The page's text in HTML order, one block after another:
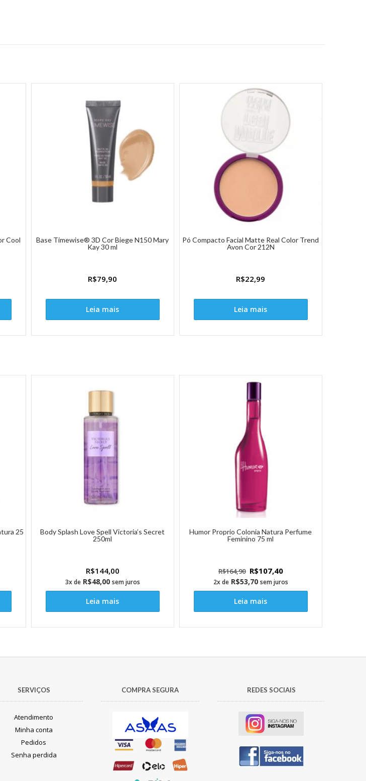
Cool
Base Timewise® 3D Cor Biege N150 Mary
Kay 30 ml
R$79,90
Leia mais
Pó Compacto Facial Matte Real Color Trend
Avon Cor 212N
R$22,99
Leia mais
25
Body Splash Love Spell Victoria’s Secret
250ml
R$144,00
3x de R$48,00 sem juros
Leia mais
Humor Proprio Colonia Natura Perfume
Feminino 75 ml
R$164,90 O
preço
original
era:
R$164,90.
R$107,40O
preço
atual
R$107,40.
2x de R$53,70 sem juros
Leia mais
SERVIÇOS
Atendimento
Minha conta
Pedidos
Senha perdida
COMPRA SEGURA REDES SOCIAIS